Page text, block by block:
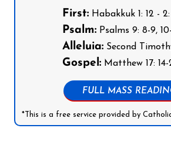
First:Habakkuk 1: 12 - 2:
Psalm:Psalms 9: 8-9, 10-
Alleluia:Second
Gospel:Matthew 17: 14-
FULL MASS
*This is a free service provided by